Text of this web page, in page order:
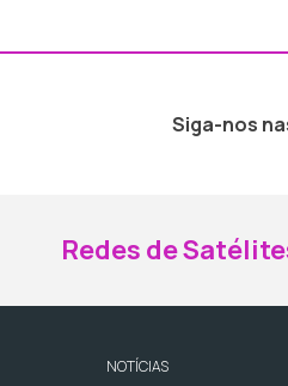
Siga-nos
Redes de
NOTÍCIAS